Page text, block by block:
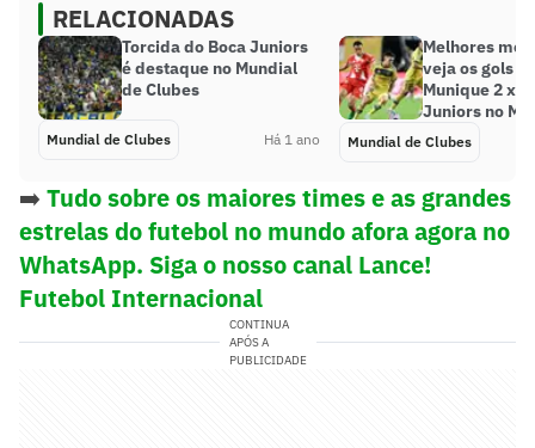
RELACIONADAS
Torcida do Boca Juniors
é destaque no Mundial
de Clubes
Mundial de Clubes Há 1 ano
Melhores
veja os gols
Munique 2 x 1
Juniors no
Mundial de Clubes
➡️ Tudo sobre os maiores times e as grandes
estrelas do futebol no mundo afora agora no
WhatsApp. Siga o nosso canal Lance!
Futebol Internacional
CONTINUA
APÓS A
PUBLICIDADE